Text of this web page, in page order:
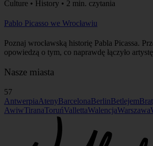
Culture • History • 2 min. czytania
Pablo Picasso we Wrocławiu
Poznaj wrocławską historię Pabla Picassa.
opowiedzą o tym, co naprawdę łączyło
Nasze miasta
57
AntwerpiaAtenyBarcelonaBerlinBetlejem
AwiwTiranaToruńVallettaWalencjaWarszawa